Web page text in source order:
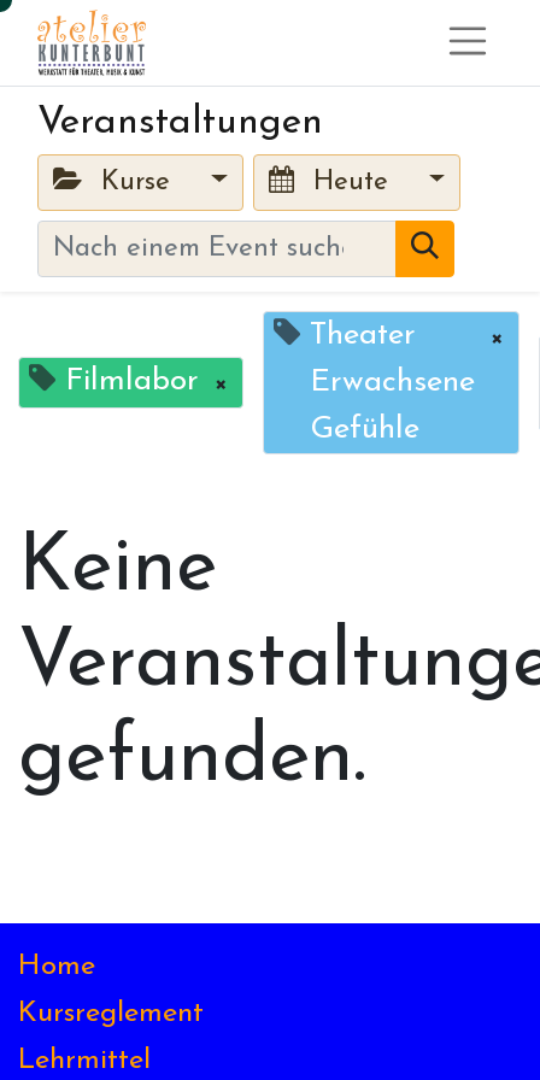
Veranstaltungen
Kurse Heute
Filmlabor ×
Theater
Erwachsene
Gefühle
×
Keine
gefunden.
Home
Kursreglement
Lehrmittel